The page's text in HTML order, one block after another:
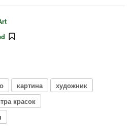
картина
художник
красок